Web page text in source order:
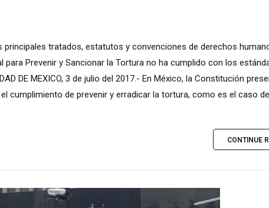
principales tratados, estatutos y convenciones de derechos
para Prevenir y Sancionar la Tortura no ha cumplido con los
DE MEXICO, 3 de julio del 2017.- En México, la Constitución
cumplimiento de prevenir y erradicar la tortura, como es el caso
CONTINUE